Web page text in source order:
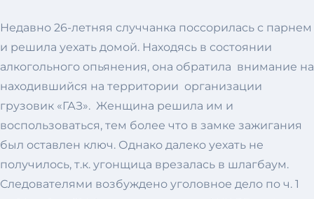
Недавно 26-летняя случчанка поссорилась с парнем
и решила уехать домой. Находясь в состоянии
алкогольного опьянения, она обратила внимание на
находившийся на территории организации
грузовик «ГАЗ». Женщина решила им и
воспользоваться, тем более что в замке зажигания
был оставлен ключ. Однако далеко уехать не
получилось, т.к. угонщица врезалась в шлагбаум.
Следователями возбуждено уголовное дело по ч. 1